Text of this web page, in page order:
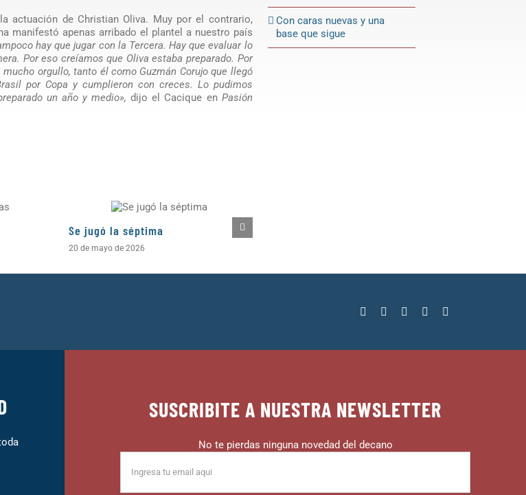
actuación de Christian Oliva. Muy por el contrario,
manifestó apenas arribado el plantel a nuestro país
hay que jugar con la Tercera. Hay que evaluar lo
Por eso creíamos que Oliva estaba preparado. Por
orgullo, tanto él como Guzmán Corujo que llegó
por Copa y cumplieron con creces. Lo pudimos
un año y medio», dijo el Cacique en Pasión
Se jugó la séptima
20 de mayo de 2026
Con caras nuevas y una
base que sigue
SUSCRIBITE A NUESTRA NEWSLETTER
No te pierdas ninguna novedad del decano